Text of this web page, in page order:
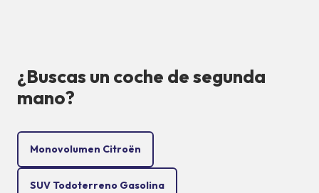
¿Buscas un coche de segunda
mano?
Monovolumen Citroën
SUV Todoterreno Gasolina